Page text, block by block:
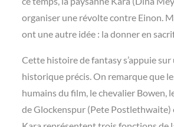
organiser une révolte contre Einon.
ont une autre idée : la donner en
Cette histoire de fantasy s’appuie
historique précis. On remarque que
humains du film, le chevalier Bowen,
de Glockenspur (Pete Postlethwaite)